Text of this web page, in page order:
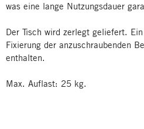
was eine lange Nutzungsdauer
Der Tisch wird zerlegt geliefert.
Fixierung der anzuschraubenden
enthalten.
Max. Auflast: 25 kg.